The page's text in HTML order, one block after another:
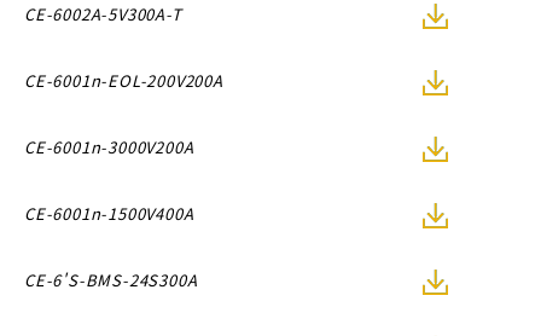
CE-6002A-5V300A-T
CE-6001n-EOL-200V200A
CE-6001n-3000V200A
CE-6001n-1500V400A
CE-6'S-BMS-24S300A